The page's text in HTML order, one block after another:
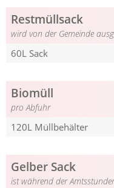
Restmüllsack
wird von der Gemeinde
60L Sack
Biomüll
pro Abfuhr
120L Müllbehälter
Gelber Sack
ist während der